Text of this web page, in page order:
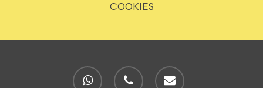
COOKIES
whatsapp phone email